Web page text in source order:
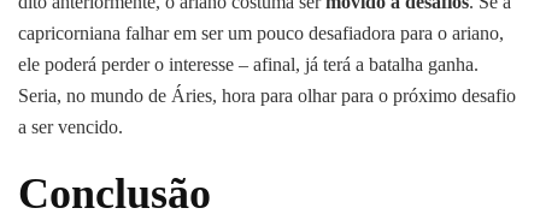
capricorniana falhar em ser um pouco desafiadora para o ariano,
ele poderá perder o interesse – afinal, já terá a batalha ganha.
Seria, no mundo de Áries, hora para olhar para o próximo desafio
a ser vencido.
Conclusão